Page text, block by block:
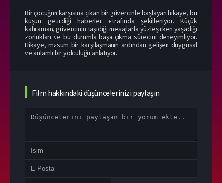
Bir çocuğun karşısına çıkan bir güvercinle başlayan hikaye, bu
kuşun getirdiği haberler etrafında şekilleniyor. Küçük
kahraman, güvercinin taşıdığı mesajlarla yüzleşirken yaşadığı
zorlukları ve bu durumla başa çıkma sürecini deneyimliyor.
Hikaye, masum bir karşılaşmanın ardından gelişen duygusal
ve anlamlı bir yolculuğu anlatıyor.
Film hakkındaki düşüncelerinizi paylaşın